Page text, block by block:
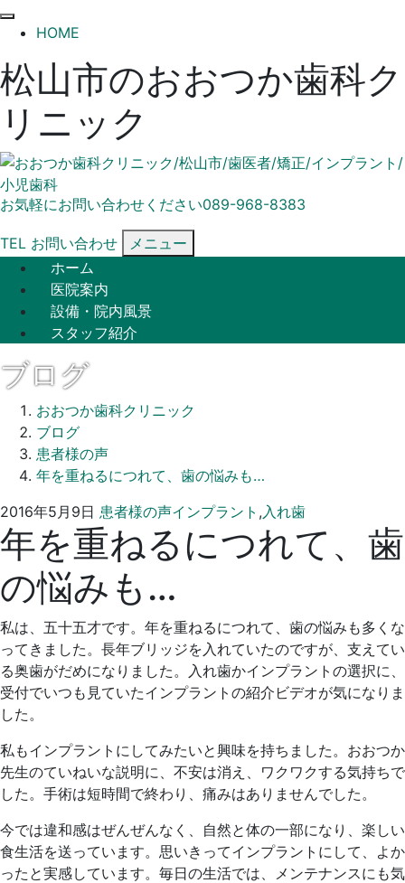
る
HOME
松山市のおおつか歯科ク
リニック
お気軽にお問い合わせください089-968-8383
TEL お問い合わせ
メニュー
ホーム
医院案内
設備・院内風景
スタッフ紹介
ブログ
おおつか歯科クリニック
ブログ
患者様の声
年を重ねるにつれて、歯の悩みも…
2016年5月9日 患者様の声インプラント ,入れ歯2016
年
5
日
お
お
つ
科
ク
リ
ニ
年を重ねるにつれて、歯
の悩みも…
私は、五十五才です。年を重ねるにつれて、歯の悩みも多くな
ってきました。長年ブリッジを入れていたのですが、支えてい
る奥歯がだめになりました。入れ歯かインプラントの選択に、
受付でいつも見ていたインプラントの紹介ビデオが気になりま
した。
私もインプラントにしてみたいと興味を持ちました。おおつか
先生のていねいな説明に、不安は消え、ワクワクする気持ちで
した。手術は短時間で終わり、痛みはありませんでした。
今では違和感はぜんぜんなく、自然と体の一部になり、楽しい
食生活を送っています。思いきってインプラントにして、よか
ったと実感しています。毎日の生活では、メンテナンスにも気